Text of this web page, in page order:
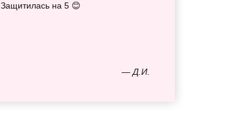
— Д.И.
Защитилась на 5 😊